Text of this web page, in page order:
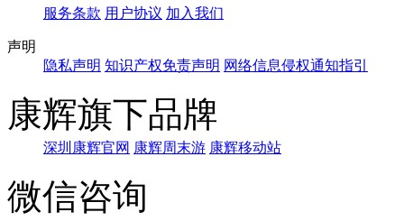
服务条款 用户协议 加入我们
声明
隐私声明 知识产权免责声明 网络信息侵权通知指引
康辉旗下品牌
深圳康辉官网 康辉周末游 康辉移动站
微信咨询